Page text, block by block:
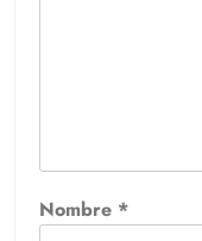
Nombre *